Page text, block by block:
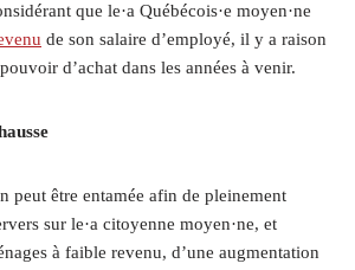
que le·a Québécois·e moyen·ne
de son salaire d’employé, il y a raison
d’achat dans les années à venir.
peut être entamée afin de pleinement
sur le·a citoyenne moyen·ne, et
à faible revenu, d’une augmentation